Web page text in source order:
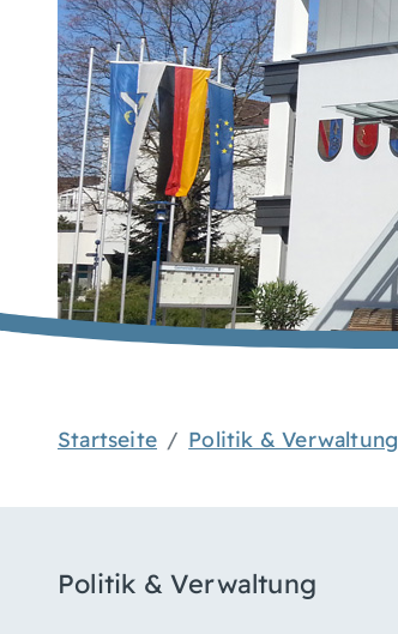
Startseite Politik & Verwaltung
Politik & Verwaltung